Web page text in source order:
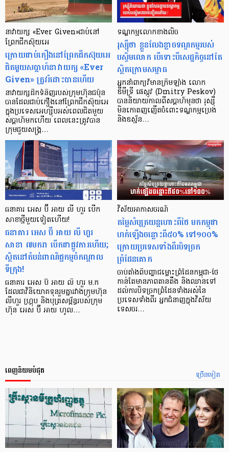
នាវាយក្ស «Ever Given»ជាប់នៅ
ព្រែកជីកស៊ុយអេ
ក្រោយជាប់កឿងនៅព្រែកជីកស៊ុយអេ
ជិតមួយសប្តាហ៍នាវាយក្ស «Ever
Given» ត្រូវរំដោះបានហើយ
នាវាយក្សដឹកទំនិញរបស់ក្រុមហ៊ុនជប៉ុន
បានដែលជាប់កឿងនៅព្រែកជីកស៊ុយអេ
ក្នុងប្រទេសអេហ្ស៊ីបអស់ពេលជិតមួយ
សប្តាហ៍មកហើយ ពេលនេះត្រូវបាន
ក្រុមជួយសង្គ្រ…
ទណ្ឌកម្មលោកខាងលិច
រុស្ស៊ីថា ខ្លួនលែងខ្លាចទណ្ឌកម្មរបស់
បស្ចិមលោក បើទោះបីសេដ្ឋកិច្ចនៅតែ
ស្ថិតក្រោមសម្ពាធ
អ្នកនាំពាក្យវិមានក្រឹមឡាំង លោក
ឌីមីទ្រី ផេស្កូវ (Dmitry Peskov)
បាននិយាយកាលពីសប្ដាហ៍មុនថា រុស្ស៊ី
មិនកោតញញើតចំពោះទណ្ឌកម្មប្រេង
និងឧស្ម័ន…
ធនាគារ អេស ប៊ី អាយ លី ហួរ បើក​
សាខា​ថ្មី​មួយ​ទៀត​ហើយ!
ធនាគារ អេស ប៊ី អាយ លី ហួរ
សាខា ៧​មករា បើក​ជាផ្លូវការ​ហើយ;
ស្ថិតនៅ​តំបន់​ពាណិជ្ជកម្ម​ចំ​កណ្ដាល​
ទីក្រុង!
ធនាគារ អេស ប៊ី អាយ លី ហួរ ម.ក
ដែល​ជា​វិនិយោគទុន​រួមគ្នា​រវាង​ក្រុមហ៊ុន
លីហួរ ហ្រ្គុប និងបុត្រសម្ព័ន្ធ​របស់​ក្រុម
ហ៊ុន អេស ប៊ី អាយ ហូល…
វិស័យអាកាសចរណ៍
តម្លៃសំបុត្រយន្តហោះពីថៃ មកកម្ពុជា
ហក់ឡើងចន្លោះពី៥០% ទៅ១០០%
ក្រោយប្រទេសទាំងពីរបិទច្រក
ព្រំដែនគោក
ចាប់តាំងពីបញ្ហាជម្លោះព្រំដែនកម្ពុជា-ថៃ
កាន់តែមានភាពតានតឹង និងឈានទៅ
ដល់ការបិទច្រកព្រំដែនទាំងអស់នៃ
ប្រទេសទាំងពីរ អ្នកជំនាញក្នុងវិស័យ
ទេសចរ…
ច្រើនទៀត
ពេញនិយមបំផុត